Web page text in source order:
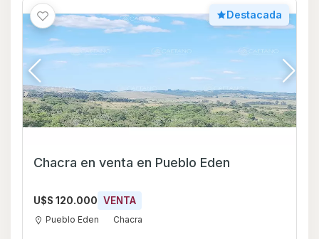
Destacada
Chacra en venta en Pueblo Eden
U$S 120.000 VENTA
Pueblo Eden Chacra